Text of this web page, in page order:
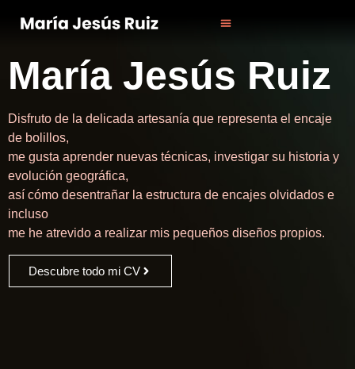
María Jesús Ruiz
Disfruto de la delicada artesanía que representa el encaje
de bolillos,
me gusta aprender nuevas técnicas, investigar su historia y
evolución geográfica,
así cómo desentrañar la estructura de encajes olvidados e
incluso
me he atrevido a realizar mis pequeños diseños propios.
Descubre todo mi CV